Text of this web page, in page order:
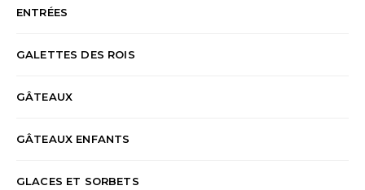
ENTRÉES
GALETTES DES ROIS
GÂTEAUX
GÂTEAUX ENFANTS
GLACES ET SORBETS